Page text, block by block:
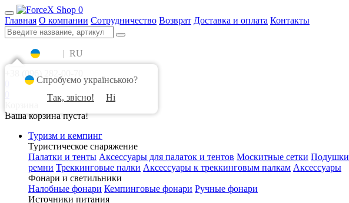
0
Главная О компании Сотрудничество Возврат Доставка и оплата Контакты
| RU
+38 (096) 282-00-70
Ваша корзина пуста!
Туризм и кемпинг
Туристическое снаряжение
Палатки и тенты Аксессуары для палаток и тентов Москитные сетки Подушки
ремни Треккинговые палки Аксессуары к треккинговым палкам Аксессуары
Фонари и светильники
Налобные фонари Кемпинговые фонари Ручные фонари
Источники питания
Спробуємо українською?
Так, звісно!
Ні